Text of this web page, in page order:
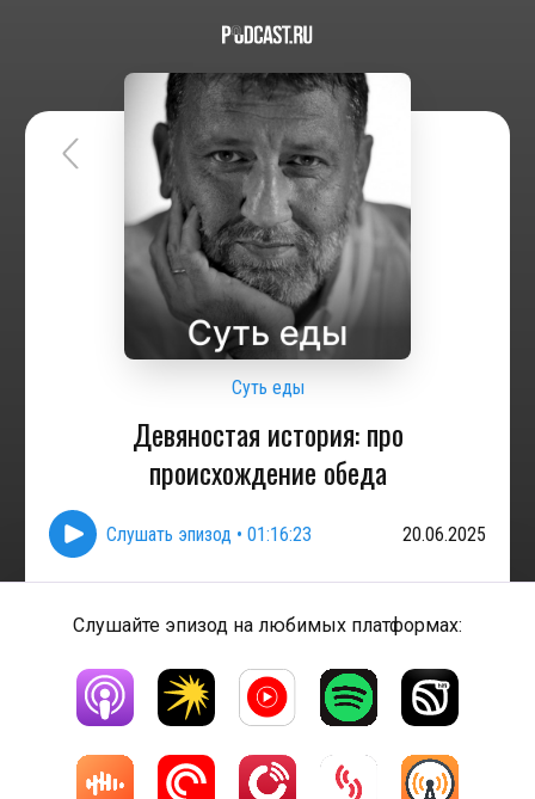
Суть еды
Девяностая история: про
происхождение обеда
Слушать эпизод • 01:16:23 20.06.2025
Слушайте эпизод на любимых платформах: